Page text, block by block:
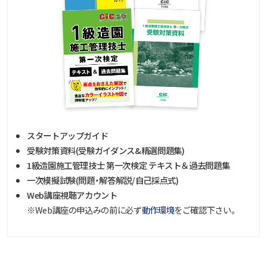
スタートアップガイド
受験対策資料(受験ガイダンス&精選問題集)
1級造園施工管理技士 第一次検定 テキスト＆過去問題集
一次模擬試験(問題・解答解説/自己採点式)
Web講座視聴アカウント
※Web講座の申込みの前に必ず動作環境をご確認下さい。